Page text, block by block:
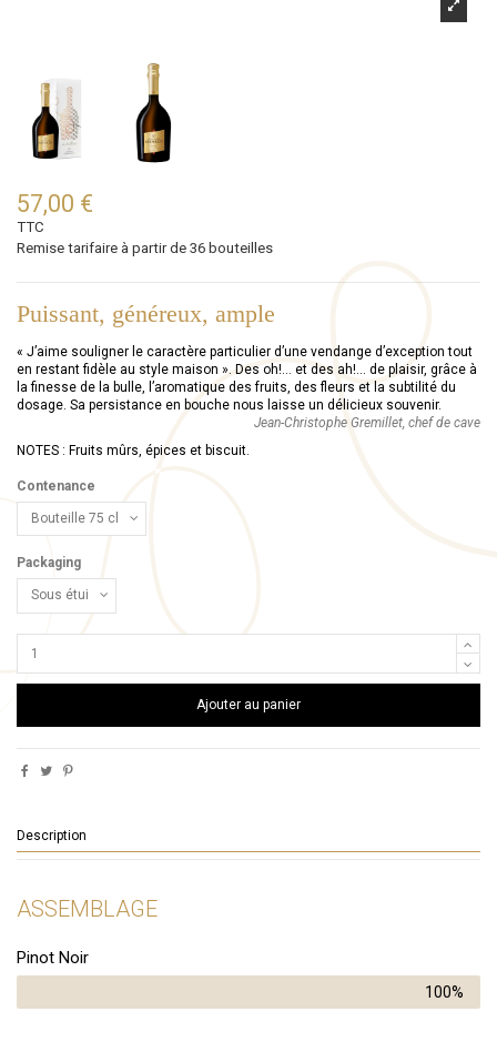
57,00 €
TTC
Remise tarifaire à partir de 36 bouteilles
Puissant, généreux, ample
« J’aime souligner le caractère particulier d’une vendange d’exception tout
en restant fidèle au style maison ». Des oh!… et des ah!… de plaisir, grâce à
la finesse de la bulle, l’aromatique des fruits, des fleurs et la subtilité du
dosage. Sa persistance en bouche nous laisse un délicieux souvenir.
Jean-Christophe Gremillet, chef de cave
NOTES : Fruits mûrs, épices et biscuit.
Contenance
Packaging
Ajouter au panier
Description
ASSEMBLAGE
Pinot Noir
100%